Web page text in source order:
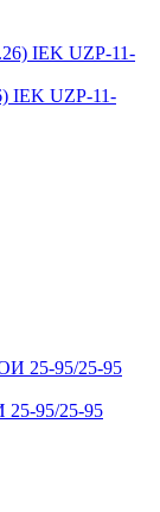
IEK UZP-11-
25-95/25-95